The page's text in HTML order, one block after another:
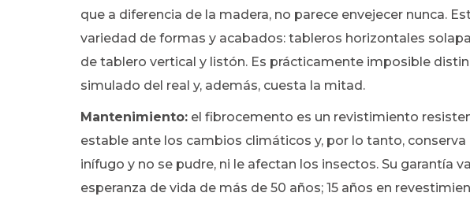
que a diferencia de la madera, no parece envejecer nunca.
variedad de formas y acabados: tableros horizontales
de tablero vertical y listón. Es prácticamente imposible
simulado del real y, además, cuesta la mitad.
Mantenimiento: el fibrocemento es un revistimiento
estable ante los cambios climáticos y, por lo tanto,
inífugo y no se pudre, ni le afectan los insectos. Su garantía
esperanza de vida de más de 50 años; 15 años en